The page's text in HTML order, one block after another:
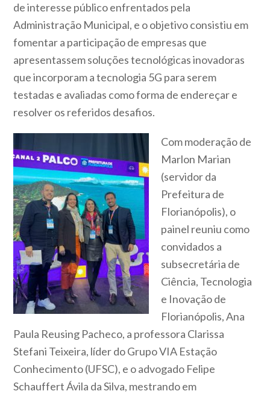
de interesse público enfrentados pela
Administração Municipal, e o objetivo consistiu em
fomentar a participação de empresas que
apresentassem soluções tecnológicas inovadoras
que incorporam a tecnologia 5G para serem
testadas e avaliadas como forma de endereçar e
resolver os referidos desafios.
Com moderação de
Marlon Marian
(servidor da
Prefeitura de
Florianópolis), o
painel reuniu como
convidados a
subsecretária de
Ciência, Tecnologia
e Inovação de
Florianópolis, Ana
Paula Reusing Pacheco, a professora Clarissa
Stefani Teixeira, líder do Grupo VIA Estação
Conhecimento (UFSC), e o advogado Felipe
Schauffert Ávila da Silva, mestrando em